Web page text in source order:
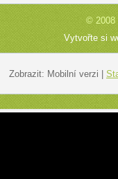
© 2008
Vytvořte si
Zobrazit: Mobilní verzi